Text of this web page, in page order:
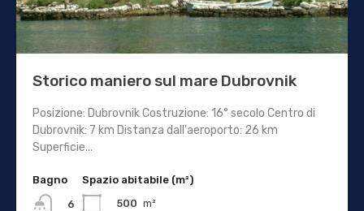
Storico maniero sul mare Dubrovnik
Posizione: Dubrovnik Costruzione: 16° secolo Centro di
Dubrovnik: 7 km Distanza dall'aeroporto: 26 km
Superficie...
Bagno
6
Spazio abitabile (m²)
500 m²